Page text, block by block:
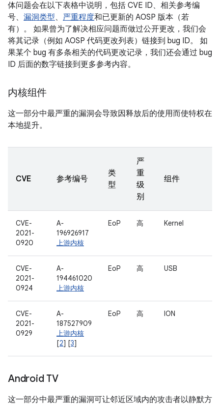
体问题会在以下表格中说明，包括 CVE ID、相关参考编
号、 漏洞类型、 严重程度和已更新的 AOSP 版本（若
有）。 如果曾为了解决相应问题而做过公开更改，我们会
将其记录（例如 AOSP 代码更改列表）链接到 bug ID。 如
果某个 bug 有多条相关的代码更改记录，我们还会通过 bug
ID 后面的数字链接到更多参考内容。
内核组件
这一部分中最严重的漏洞会导致因释放后的使用而使特权在
本地提升。
CVE 参考编号
类
型
严
重
级
别
组件
CVE-
2021-
0920
A-
196926917
上游内核
EoP 高 Kernel
CVE-
2021-
0924
A-
194461020
上游内核
EoP 高 USB
CVE-
2021-
0929
A-
187527909
上游内核
[2] [3]
EoP 高 ION
Android TV
这一部分中最严重的漏洞可让邻近区域内的攻击者以静默方